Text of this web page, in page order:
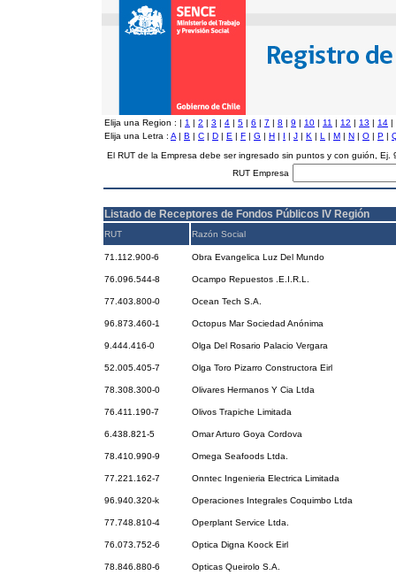
Elija una Region : | 1 | 2 | 3 | 4 | 5 | 6 | 7 | 8 | 9 | 10 | 11 | 12 | 13 | 14 |
Elija una Letra : A | B | C | D | E | F | G | H | I | J | K | L | M | N | O | P |
El RUT de la Empresa debe ser ingresado sin puntos y con guión, Ej.
RUT Empresa
Listado de Receptores de Fondos Públicos IV Región
RUT Razón Social
71.112.900-6 Obra Evangelica Luz Del Mundo
76.096.544-8 Ocampo Repuestos .E.I.R.L.
77.403.800-0 Ocean Tech S.A.
96.873.460-1 Octopus Mar Sociedad Anónima
9.444.416-0 Olga Del Rosario Palacio Vergara
52.005.405-7 Olga Toro Pizarro Constructora Eirl
78.308.300-0 Olivares Hermanos Y Cia Ltda
76.411.190-7 Olivos Trapiche Limitada
6.438.821-5 Omar Arturo Goya Cordova
78.410.990-9 Omega Seafoods Ltda.
77.221.162-7 Onntec Ingenieria Electrica Limitada
96.940.320-k Operaciones Integrales Coquimbo Ltda
77.748.810-4 Operplant Service Ltda.
76.073.752-6 Optica Digna Koock Eirl
78.846.880-6 Opticas Queirolo S.A.